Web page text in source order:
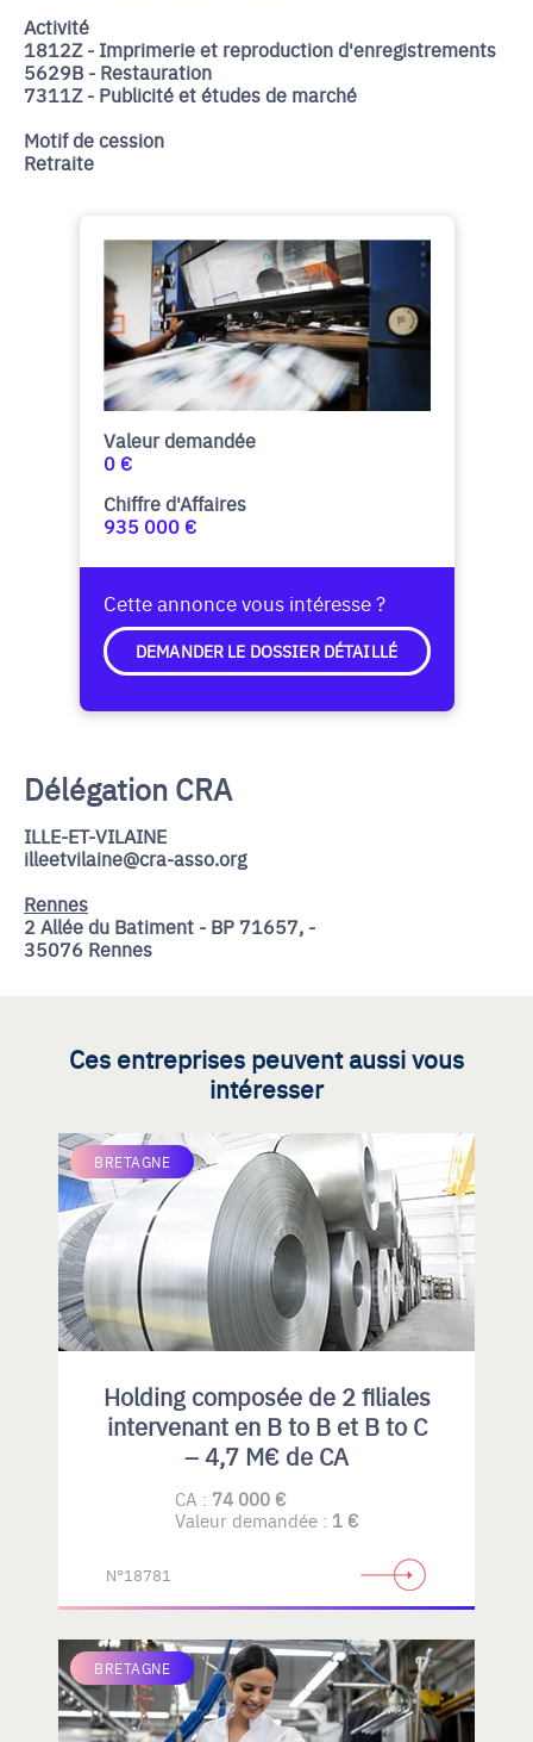
Activité
1812Z - Imprimerie et reproduction d'enregistrements
5629B - Restauration
7311Z - Publicité et études de marché
Motif de cession
Retraite
Valeur demandée
0 €
Chiffre d'Affaires
935 000 €
Cette annonce vous intéresse ?
DEMANDER LE DOSSIER DÉTAILLÉ
Délégation CRA
ILLE-ET-VILAINE
illeetvilaine@cra-asso.org
Rennes
2 Allée du Batiment - BP 71657, -
35076 Rennes
Ces entreprises peuvent aussi vous
intéresser
BRETAGNE
Holding composée de 2 filiales
intervenant en B to B et B to C
– 4,7 M€ de CA
CA : 74 000 €
Valeur demandée : 1 €
N°18781
BRETAGNE